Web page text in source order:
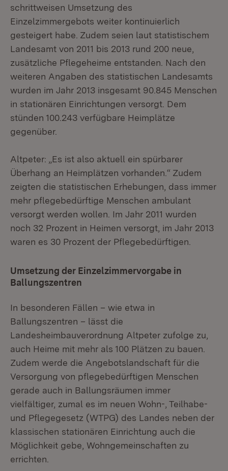
schrittweisen Umsetzung des
Einzelzimmergebots weiter kontinuierlich
gesteigert habe. Zudem seien laut statistischem
Landesamt von 2011 bis 2013 rund 200 neue,
zusätzliche Pflegeheime entstanden. Nach den
weiteren Angaben des statistischen Landesamts
wurden im Jahr 2013 insgesamt 90.845 Menschen
in stationären Einrichtungen versorgt. Dem
stünden 100.243 verfügbare Heimplätze
gegenüber.
Altpeter: „Es ist also aktuell ein spürbarer
Überhang an Heimplätzen vorhanden.“ Zudem
zeigten die statistischen Erhebungen, dass immer
mehr pflegebedürftige Menschen ambulant
versorgt werden wollen. Im Jahr 2011 wurden
noch 32 Prozent in Heimen versorgt, im Jahr 2013
waren es 30 Prozent der Pflegebedürftigen.
Umsetzung der Einzelzimmervorgabe in
Ballungszentren
In besonderen Fällen – wie etwa in
Ballungszentren – lässt die
Landesheimbauverordnung Altpeter zufolge zu,
auch Heime mit mehr als 100 Plätzen zu bauen.
Zudem werde die Angebotslandschaft für die
Versorgung von pflegebedürftigen Menschen
gerade auch in Ballungsräumen immer
vielfältiger, zumal es im neuen Wohn-, Teilhabe-
und Pflegegesetz (WTPG) des Landes neben der
klassischen stationären Einrichtung auch die
Möglichkeit gebe, Wohngemeinschaften zu
errichten.